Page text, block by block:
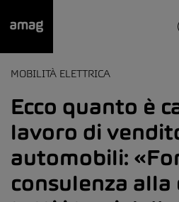
Il suo garage è stato
MOBILITÀ ELETTRICA
Ecco quanto è
lavoro di
automobili:
consulenza alla